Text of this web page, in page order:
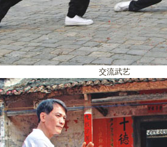
交流武艺